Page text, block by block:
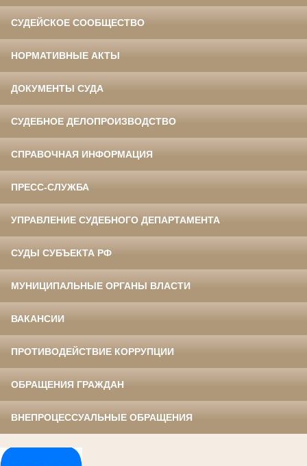
СУДЕЙСКОЕ СООБЩЕСТВО
НОРМАТИВНЫЕ АКТЫ
ДОКУМЕНТЫ СУДА
СУДЕБНОЕ ДЕЛОПРОИЗВОДСТВО
СПРАВОЧНАЯ ИНФОРМАЦИЯ
ПРЕСС-СЛУЖБА
УПРАВЛЕНИЕ СУДЕБНОГО ДЕПАРТАМЕНТА
СУДЫ СУБЪЕКТА РФ
МУНИЦИПАЛЬНЫЕ ОРГАНЫ ВЛАСТИ
ВАКАНСИИ
ПРОТИВОДЕЙСТВИЕ КОРРУПЦИИ
ОБРАЩЕНИЯ ГРАЖДАН
ВНЕПРОЦЕССУАЛЬНЫЕ ОБРАЩЕНИЯ